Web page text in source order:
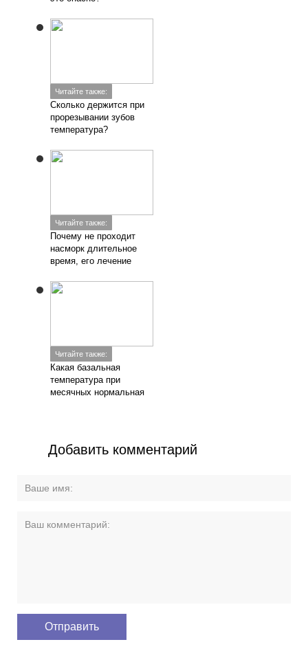
Читайте также:
Сколько держится при
прорезывании зубов
температура?
Читайте также:
Почему не проходит
насморк длительное
время, его лечение
Читайте также:
Какая базальная
температура при
месячных нормальная
Добавить комментарий